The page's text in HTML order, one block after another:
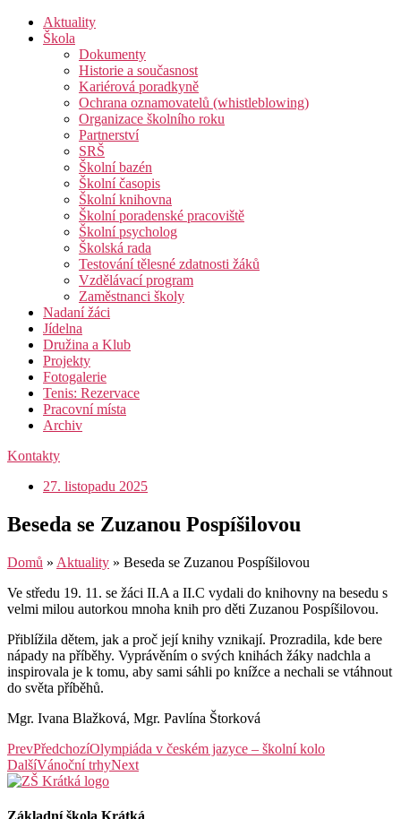
Aktuality
Škola
Dokumenty
Historie a současnost
Kariérová poradkyně
Ochrana oznamovatelů (whistleblowing)
Organizace školního roku
Partnerství
SRŠ
Školní bazén
Školní časopis
Školní knihovna
Školní poradenské pracoviště
Školní psycholog
Školská rada
Testování tělesné zdatnosti žáků
Vzdělávací program
Zaměstnanci školy
Nadaní žáci
Jídelna
Družina a Klub
Projekty
Fotogalerie
Tenis: Rezervace
Pracovní místa
Archiv
Kontakty
27. listopadu 2025
Beseda se Zuzanou Pospíšilovou
Domů » Aktuality » Beseda se Zuzanou Pospíšilovou
Ve středu 19. 11. se žáci II.A a II.C vydali do knihovny na besedu s
velmi milou autorkou mnoha knih pro děti Zuzanou Pospíšilovou.
Přiblížila dětem, jak a proč její knihy vznikají. Prozradila, kde bere
nápady na příběhy. Vyprávěním o svých knihách žáky nadchla a
inspirovala je k tomu, aby sami sáhli po knížce a nechali se vtáhnout
do světa příběhů.
Mgr. Ivana Blažková, Mgr. Pavlína Štorková
PrevPředchozíOlympiáda v českém jazyce – školní kolo
DalšíVánoční trhyNext
Základní škola Krátká